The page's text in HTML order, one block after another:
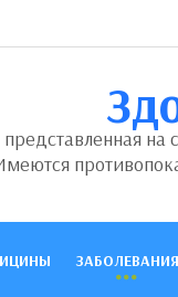
на
ЗАБОЛЕВАНИЯ